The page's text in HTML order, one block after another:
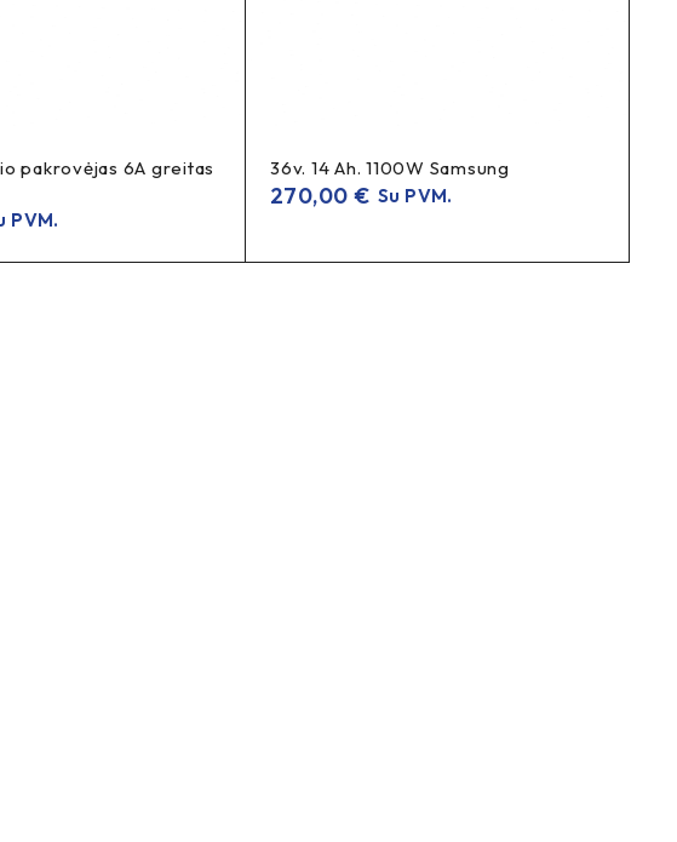
pakrovėjas 6A greitas
PVM.
36v. 14 Ah. 1100W Samsung
270,00 € Su PVM.